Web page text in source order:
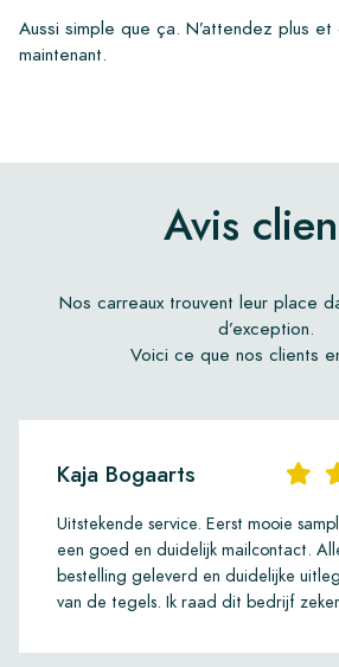
Aussi simple que ça. N’attendez plus
maintenant.
Avis
Nos carreaux trouvent leur place
d’exception.
Voici ce que nos clients
Kaja Bogaarts
Uitstekende service. Eerst mooie
een goed en duidelijk mailcontact.
bestelling geleverd en duidelijke
van de tegels. Ik raad dit bedrijf